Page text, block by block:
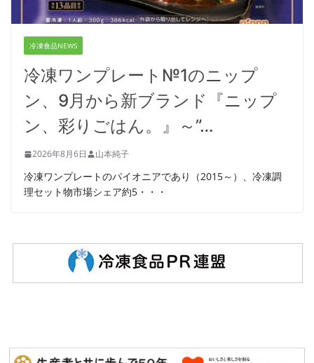
冷凍食品NEWS
冷凍ワンプレート№1のニップ
ン、9月から新ブランド『ニップ
ン、彩りごはん。』～”…
2026年8月6日 山本純子
冷凍ワンプレートのパイオニアであり（2015～）、冷凍調
理セット物市場シェア約5・・・